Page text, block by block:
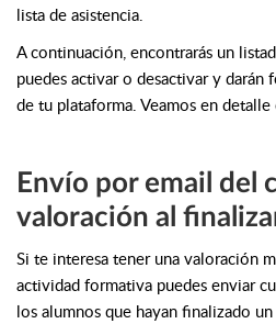
lista de asistencia.
A continuación, encontrarás un
puedes activar o desactivar y
de tu plataforma. Veamos en
Envío por email del
valoración al
Si te interesa tener una valoración
actividad formativa puedes enviar
los alumnos que hayan finalizado un